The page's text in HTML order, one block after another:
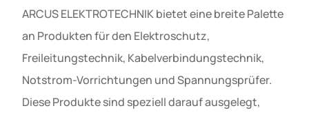
ARCUS ELEKTROTECHNIK bietet eine breite Palette
an Produkten für den Elektroschutz,
Freileitungstechnik, Kabelverbindungstechnik,
Notstrom-Vorrichtungen und Spannungsprüfer.
Diese Produkte sind speziell darauf ausgelegt,